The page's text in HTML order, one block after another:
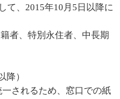
て、2015年10月5日以降に
者、特別永住者、中長期
降）
されるため、窓口での紙